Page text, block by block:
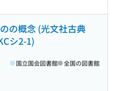
の概念 (光文社古典
シ2-1)
国立国会図書館 全国の図書館